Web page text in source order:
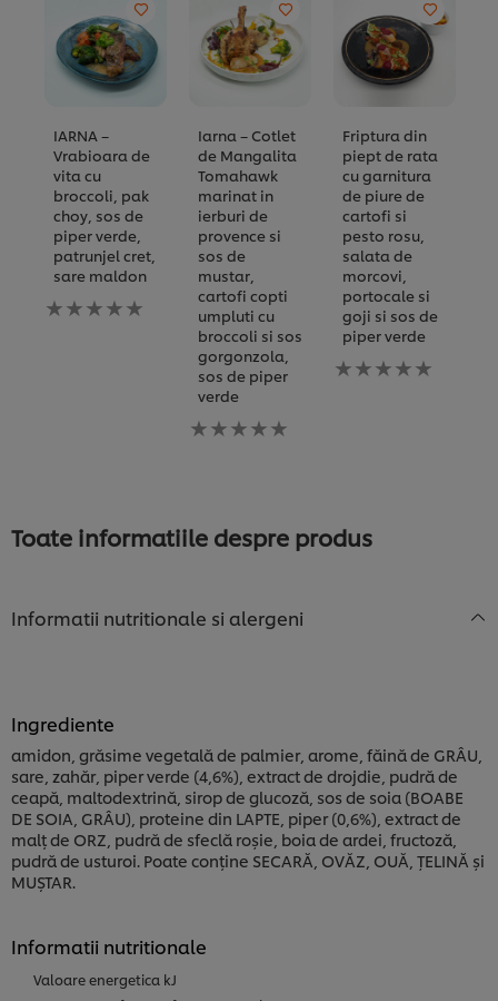
IARNA –
Vrabioara de
vita cu
broccoli, pak
choy, sos de
piper verde,
patrunjel cret,
sare maldon
Nu
au
Iarna – Cotlet
de Mangalita
Tomahawk
marinat in
ierburi de
provence si
sos de
mustar,
cartofi copti
umpluti cu
broccoli si sos
gorgonzola,
sos de piper
verde
Nu
au
acest
Friptura din
piept de rata
cu garnitura
de piure de
cartofi si
pesto rosu,
salata de
morcovi,
portocale si
goji si sos de
piper verde
Nu
au
Toate informatiile despre produs
Informatii nutritionale si alergeni
Ingrediente
amidon, grăsime vegetală de palmier, arome, făină de GRÂU,
sare, zahăr, piper verde (4,6%), extract de drojdie, pudră de
ceapă, maltodextrină, sirop de glucoză, sos de soia (BOABE
DE SOIA, GRÂU), proteine din LAPTE, piper (0,6%), extract de
malț de ORZ, pudră de sfeclă roșie, boia de ardei, fructoză,
pudră de usturoi. Poate conține SECARĂ, OVĂZ, OUĂ, ȚELINĂ și
MUȘTAR.
Informatii nutritionale
Valoare energetica kJ
a îmbunătăți experiența ta pe site-ul nostru. Modulele
cookies îți oferă posibilitatea de a te bucura de
anumite opțiuni (de exmplu îți poți salva “coșul de
cumpărături”), funcționalități de partajare în rețele de